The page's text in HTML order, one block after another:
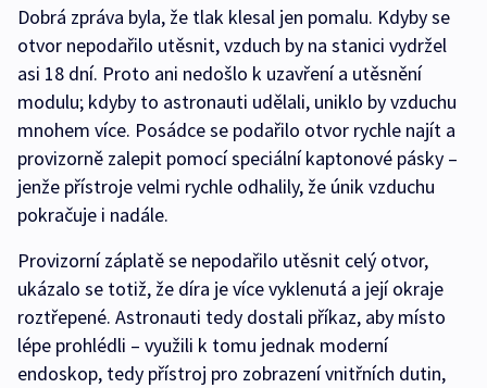
Dobrá zpráva byla, že tlak klesal jen pomalu. Kdyby se
otvor nepodařilo utěsnit, vzduch by na stanici vydržel
asi 18 dní. Proto ani nedošlo k uzavření a utěsnění
modulu; kdyby to astronauti udělali, uniklo by vzduchu
mnohem více. Posádce se podařilo otvor rychle najít a
provizorně zalepit pomocí speciální kaptonové pásky –
jenže přístroje velmi rychle odhalily, že únik vzduchu
pokračuje i nadále.
Provizorní záplatě se nepodařilo utěsnit celý otvor,
ukázalo se totiž, že díra je více vyklenutá a její okraje
roztřepené. Astronauti tedy dostali příkaz, aby místo
lépe prohlédli – využili k tomu jednak moderní
endoskop, tedy přístroj pro zobrazení vnitřních dutin,